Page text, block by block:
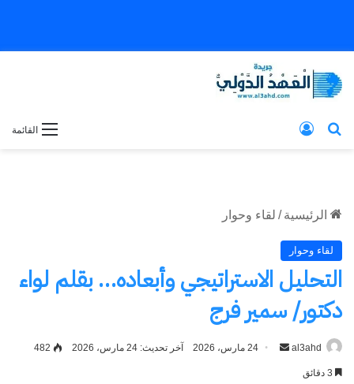
القائمة بحث عن
الرئيسية / لقاء وحوار
لقاء وحوار
التحليل الاستراتيجي وأبعاده… بقلم لواء
دكتور/ سمير فرج
al3ahd
أرسل24 مارس، 2026 آخر تحديث: 24 مارس، 2026 482